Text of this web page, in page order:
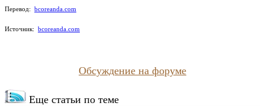
Перевод: bcoreanda.com
Источник: bcoreanda.com
Обсуждение на форуме
Еще статьи по теме